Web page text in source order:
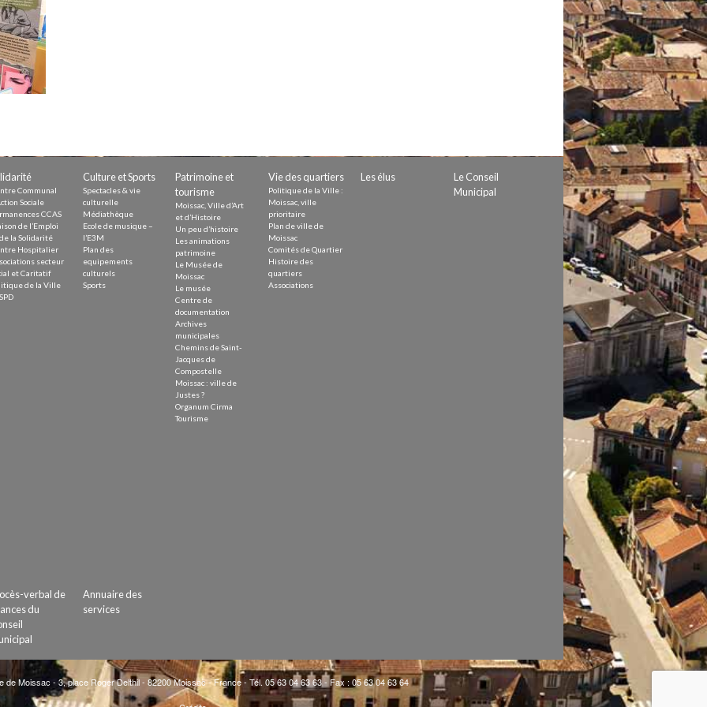
durable
Communal
Sociale
CCAS
de l’Emploi
la Solidarité
Hospitalier
secteur
et Caritatif
de la Ville
Culture et Sports
Spectacles & vie
culturelle
Médiathèque
Ecole de musique –
l’E3M
Plan des
equipements
culturels
Sports
Patrimoine et
tourisme
Moissac, Ville d’Art
et d’Histoire
Un peu d’histoire
Les animations
patrimoine
Le Musée de
Moissac
Le musée
Centre de
documentation
Archives
municipales
Chemins de Saint-
Jacques de
Compostelle
Moissac : ville de
Justes ?
Organum Cirma
Tourisme
Vie des quartiers
Politique de la Ville :
Moissac, ville
prioritaire
Plan de ville de
Moissac
Comités de Quartier
Histoire des
quartiers
Associations
Les élus
Le Conseil
Municipal
verbal de
du
Annuaire des
services
de Moissac - 3, place Roger Delthil - 82200 Moissac - France - Tél. 05 63 04 63 63 - Fax : 05 63 04 63 64